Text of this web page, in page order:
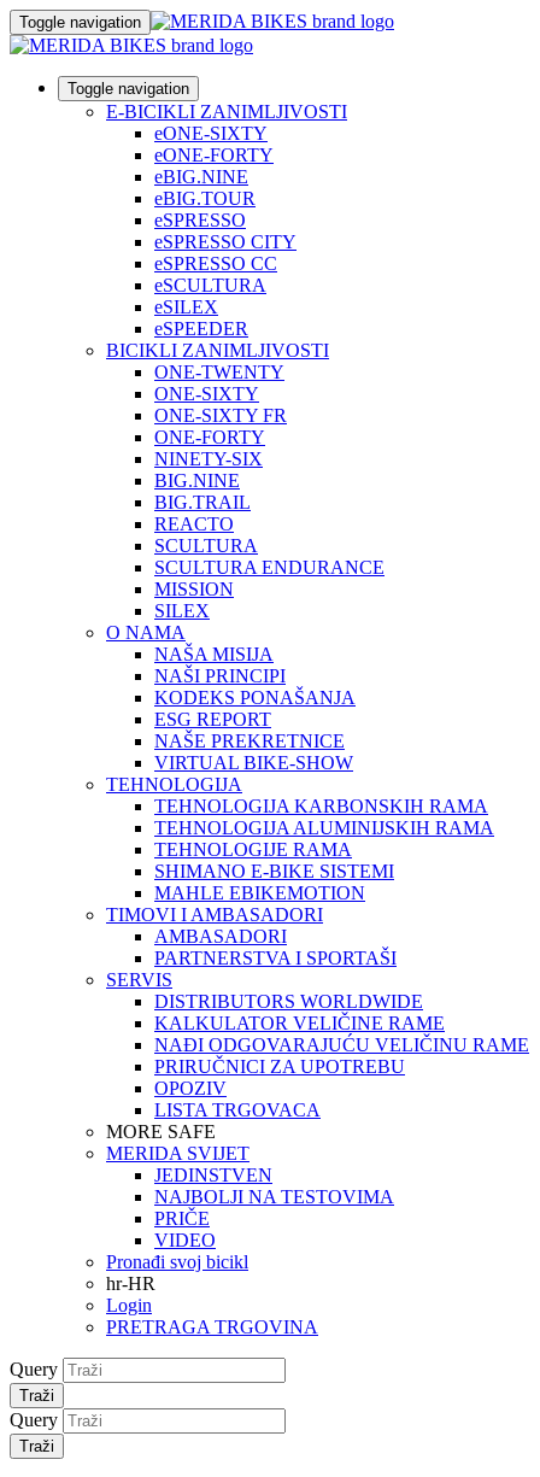
Toggle navigation
Toggle navigation
E-BICIKLI ZANIMLJIVOSTI
eONE-SIXTY
eONE-FORTY
eBIG.NINE
eBIG.TOUR
eSPRESSO
eSPRESSO CITY
eSPRESSO CC
eSCULTURA
eSILEX
eSPEEDER
BICIKLI ZANIMLJIVOSTI
ONE-TWENTY
ONE-SIXTY
ONE-SIXTY FR
ONE-FORTY
NINETY-SIX
BIG.NINE
BIG.TRAIL
REACTO
SCULTURA
SCULTURA ENDURANCE
MISSION
SILEX
O NAMA
NAŠA MISIJA
NAŠI PRINCIPI
KODEKS PONAŠANJA
ESG REPORT
NAŠE PREKRETNICE
VIRTUAL BIKE-SHOW
TEHNOLOGIJA
TEHNOLOGIJA KARBONSKIH RAMA
TEHNOLOGIJA ALUMINIJSKIH RAMA
TEHNOLOGIJE RAMA
SHIMANO E-BIKE SISTEMI
MAHLE EBIKEMOTION
TIMOVI I AMBASADORI
AMBASADORI
PARTNERSTVA I SPORTAŠI
SERVIS
DISTRIBUTORS WORLDWIDE
KALKULATOR VELIČINE RAME
NAĐI ODGOVARAJUĆU VELIČINU RAME
PRIRUČNICI ZA UPOTREBU
OPOZIV
LISTA TRGOVACA
MORE SAFE
MERIDA SVIJET
JEDINSTVEN
NAJBOLJI NA TESTOVIMA
PRIČE
VIDEO
Pronađi svoj bicikl
hr-HR
Login
PRETRAGA TRGOVINA
Query
Traži
Query
Traži